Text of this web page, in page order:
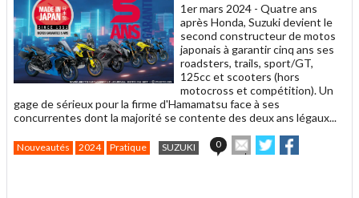
1er mars 2024 - Quatre ans
après Honda, Suzuki devient le
second constructeur de motos
japonais à garantir cinq ans ses
roadsters, trails, sport/GT,
125cc et scooters (hors
motocross et compétition). Un
gage de sérieux pour la firme d'Hamamatsu face à ses
concurrentes dont la majorité se contente des deux ans légaux...
Nouveautés 2024 Pratique SUZUKI 0
Envoyer
cet
Partager
sur sur